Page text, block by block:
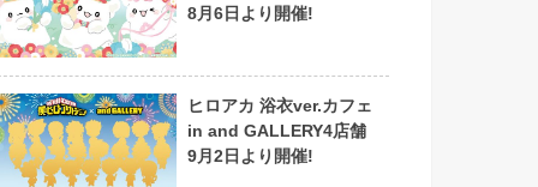
8月6日より開催!
ヒロアカ 浴衣ver.カフェ
in and GALLERY4店舗
9月2日より開催!